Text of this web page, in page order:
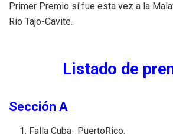
Primer Premio sí fue esta vez a la
Rio Tajo-Cavite.
Listado de
Sección A
Falla Cuba- PuertoRico.